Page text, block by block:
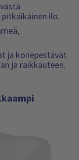
ilo.
ja konepestävät
ja raikkauteen.